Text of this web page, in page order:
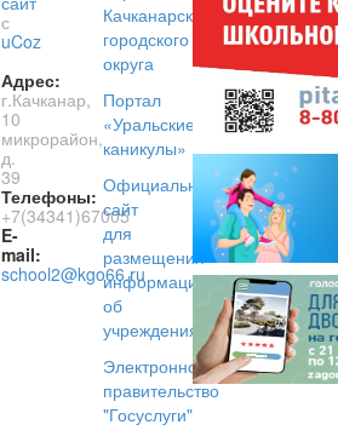
с
uCoz
Адрес:
г.Качканар,
10
микрорайон,
д.
39
Телефоны:
+7(34341)67005
E-
mail:
school2@kgo66.ru
Качканарского
городского
округа
Портал
«Уральские
каникулы»
Официальный
сайт
для
размещения
информации
об
учреждениях
Электронное
правительство
"Госуслуги"